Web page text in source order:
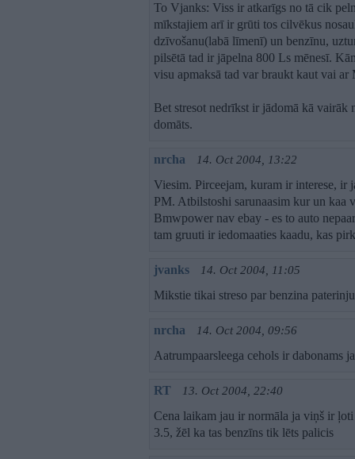
To Vjanks: Viss ir atkarīgs no tā cik
mīkstajiem arī ir grūti tos cilvēkus
dzīvošanu(labā līmenī) un benzīnu,
pilsētā tad ir jāpelna 800 Ls mēnesī.
visu apmaksā tad var braukt kaut vai ar
Bet stresot nedrīkst ir jādomā kā vairāk
domāts.
nrcha 14. Oct 2004, 13:22
Viesim. Pirceejam, kuram ir interese, ir
PM. Atbilstoshi sarunaasim kur un kaa
Bmwpower nav ebay - es to auto
tam gruuti ir iedomaaties kaadu, kas
jvanks 14. Oct 2004, 11:05
Mikstie tikai streso par benzina
nrcha 14. Oct 2004, 09:56
Aatrumpaarsleega cehols ir dabonams
RT 13. Oct 2004, 22:40
Cena laikam jau ir normāla ja viņš ir
3.5, žēl ka tas benzīns tik lēts palicis